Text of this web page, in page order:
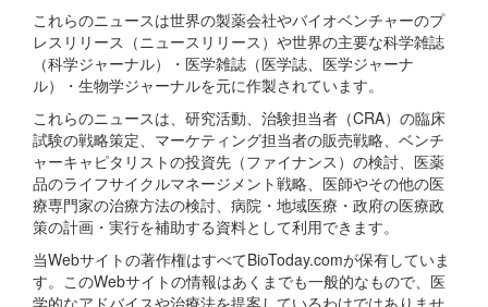
これらのニュースは世界の製薬会社やバイオベンチャーのプ
レスリリース（ニュースリリース）や世界の主要な科学雑誌
（科学ジャーナル）・医学雑誌（医学誌、医学ジャーナ
ル）・生物学ジャーナルを元に作製されています。
これらのニュースは、研究活動、治験担当者（CRA）の臨床
試験の戦略策定、マーケティング担当者の販売戦略、ベンチ
ャーキャピタリストの投資先（ファイナンス）の検討、医薬
品のライフサイクルマネージメント戦略、医師やその他の医
療専門家の治療方法の検討、病院・地域医療・政府の医療政
策の計画・実行を補助する資料として利用できます。
当Webサイトの著作権はすべてBioToday.comが保有していま
す。このWebサイトの情報はあくまでも一般的なもので、医